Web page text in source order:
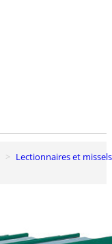
Lectionnaires et missels